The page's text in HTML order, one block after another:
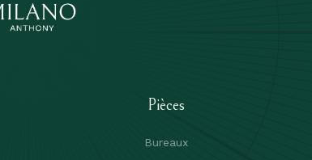
Pièces
Bureaux